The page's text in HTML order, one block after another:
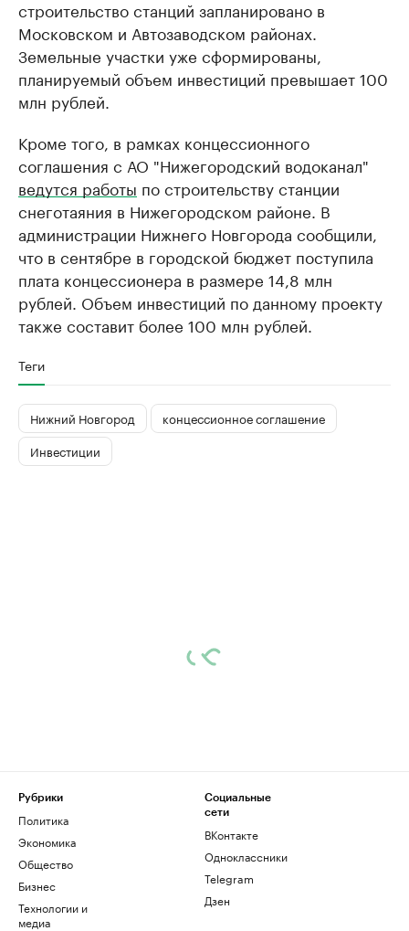
строительство станций запланировано в
Московском и Автозаводском районах.
Земельные участки уже сформированы,
планируемый объем инвестиций превышает 100
млн рублей.
Кроме того, в рамках концессионного
соглашения с АО "Нижегородский водоканал"
ведутся работы по строительству станции
снеготаяния в Нижегородском районе. В
администрации Нижнего Новгорода сообщили,
что в сентябре в городской бюджет поступила
плата концессионера в размере 14,8 млн
рублей. Объем инвестиций по данному проекту
также составит более 100 млн рублей.
Теги
Нижний Новгород
концессионное соглашение
Инвестиции
Рубрики
Политика
Экономика
Общество
Бизнес
Технологии и
медиа
Социальные
сети
ВКонтакте
Одноклассники
Telegram
Дзен